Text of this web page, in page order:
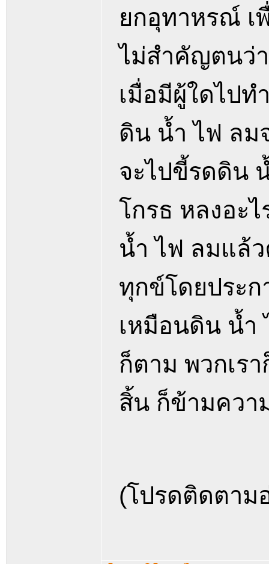
ยกอุทาหรณ์ เ
ไม่สำคัญตนว่
เมื่อมีผู้ใดไป
ดิน น้ำ ไฟ ลม
จะไปขี้รดดิน
โกรธ หลงอะ
น้ำ ไฟ ลมแล้
ทุกข์โดยประก
เหมือนดิน น้ำ
ก็ตาม พวกเร
สิ้น ก็ข้ามควา
(โปรดติดตาม